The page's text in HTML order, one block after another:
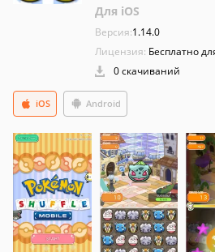
Для iOS
Версия:1.14.0
Лицензия: Бесплатно
0 скачиваний
Android
iOS